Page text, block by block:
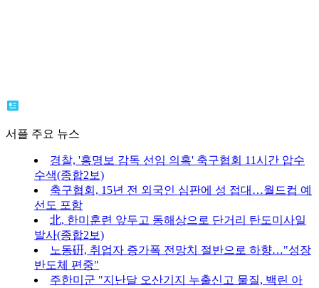
서플 주요 뉴스
경찰, '홍명보 감독 선임 의혹' 축구협회 11시간 압수
수색(종합2보)
축구협회, 15년 전 외국인 심판에 성 접대…월드컵 예
선도 포함
北, 한미훈련 앞두고 동해상으로 단거리 탄도미사일
발사(종합2보)
노동硏, 취업자 증가폭 전망치 절반으로 하향…"성장
반도체 편중"
주한미군 "지난달 오산기지 누출신고 물질, 백린 아